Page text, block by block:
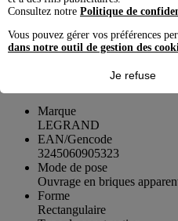
Comment installer une boite
Caractéristiques
Marque
LEGRAND
EAN/Gencode
3245060905323
Mode de pose
Ouvrage en briques
Forme
Rectangulaire
Consultez notre Politique de
Vous pouvez gérer vos préférences
dans notre outil de gestion des
Je refuse